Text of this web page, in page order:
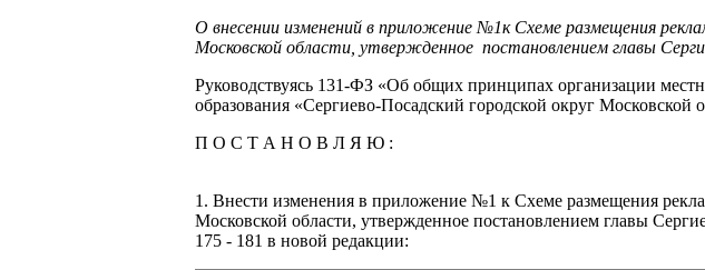
О внесении изменений в приложение №1к Схеме размещения
Московской области, утвержденное постановлением главы
Руководствуясь 131-ФЗ «Об общих принципах организации
образования «Сергиево-Посадский городской округ
П О С Т А Н О В Л Я Ю :
1. Внести изменения в приложение №1 к Схеме размещения
Московской области, утвержденное постановлением главы
175 - 181 в новой редакции: